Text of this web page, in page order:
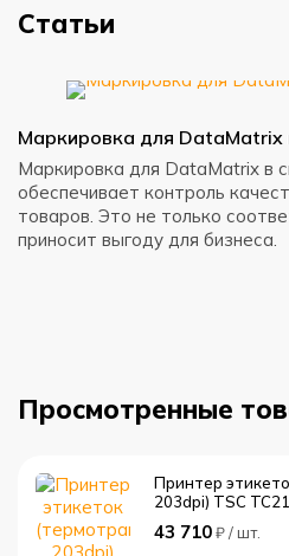
Статьи
Маркировка для DataMatrix
Маркировка для DataMatrix в
обеспечивает контроль
товаров. Это не только
приносит выгоду для бизнеса.
Просмотренные
Принтер
203dpi) TSC
43 710₽ / шт.